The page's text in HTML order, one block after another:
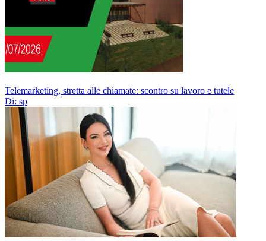
Telemarketing, stretta alle chiamate: scontro su lavoro e tutele
Di: sp